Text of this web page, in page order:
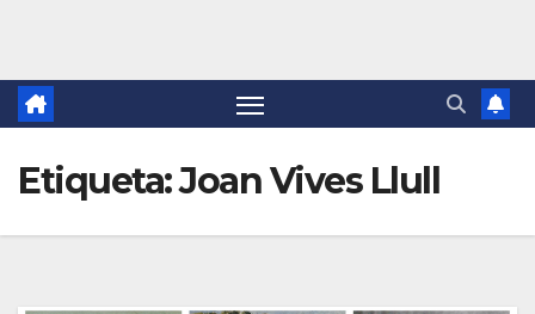
Etiqueta:Joan Vives Llull